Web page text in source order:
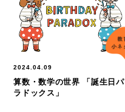
2024.04.09
算数・数学の世界 「誕生日パ
ラドックス」